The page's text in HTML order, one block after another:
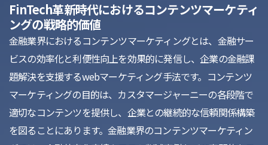
FinTech革新時代におけるコンテンツマーケティ
ングの戦略的価値
金融業界におけるコンテンツマーケティングとは、金融サー
ビスの効率化と利便性向上を効果的に発信し、企業の金融課
題解決を支援するwebマーケティング手法です。コンテンツ
マーケティングの目的は、カスタマージャーニーの各段階で
適切なコンテンツを提供し、企業との継続的な信頼関係構築
を図ることにあります。金融業界のコンテンツマーケティン